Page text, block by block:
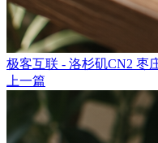
极客互联 - 洛杉矶CN2 枣
上一篇